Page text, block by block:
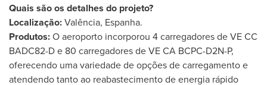
Quais são os detalhes do projeto?
Localização:Valência, Espanha.
Produtos:O aeroporto incorporou 4 carregadores de VE CC
BADC82-D e 80 carregadores de VE CA BCPC-D2N-P,
oferecendo uma variedade de opções de carregamento e
atendendo tanto ao reabastecimento de energia rápido